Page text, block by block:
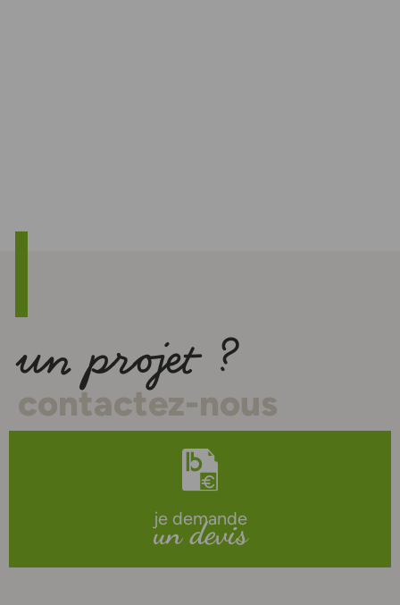
un projet ?
contactez-nous
je demande
un devis